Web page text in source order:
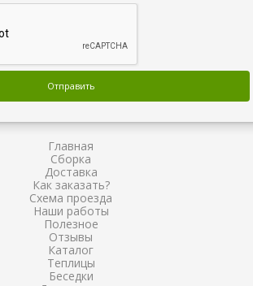
Главная
Сборка
Доставка
Как заказать?
Схема проезда
Наши работы
Полезное
Отзывы
Каталог
Теплицы
Беседки